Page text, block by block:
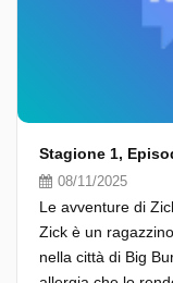
Stagione 1,
08/11/2025
Le avventure di
Zick è un
nella città di Big